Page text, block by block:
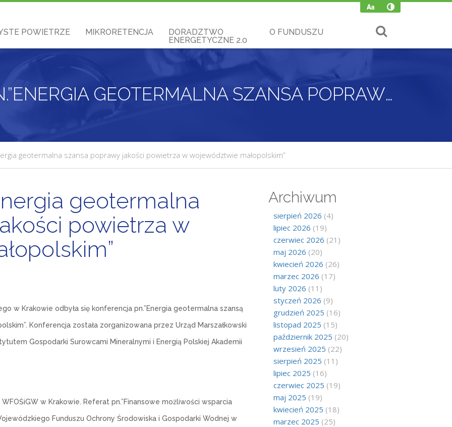
POWIETRZE MIKRORETENCJA
DORADZTWO
ENERGETYCZNE 2.0
O FUNDUSZU
KONFERENCJA PN.”ENERGIA GEOTERMALNA SZANSA POPRAWY JAKOŚCI POWIETRZA W WOJEWÓDZTWIE MAŁOPOLSKIM”
geotermalna szansa poprawy jakości powietrza w województwie małopolskim”
geotermalna
powietrza w
w Krakowie odbyła się konferencja pn.”Energia geotermalna szansą
Konferencja została zorganizowana przez Urząd Marszałkowski
Gospodarki Surowcami Mineralnymi i Energią Polskiej Akademii
w Krakowie. Referat pn.”Finansowe możliwości wsparcia
Funduszu Ochrony Środowiska i Gospodarki Wodnej w
Archiwum
sierpień 2026 (4)
lipiec 2026 (19)
czerwiec 2026 (21)
maj 2026 (20)
kwiecień 2026 (26)
marzec 2026 (17)
luty 2026 (11)
styczeń 2026 (9)
grudzień 2025 (16)
listopad 2025 (15)
październik 2025 (20)
wrzesień 2025 (22)
sierpień 2025 (11)
lipiec 2025 (16)
czerwiec 2025 (19)
maj 2025 (19)
kwiecień 2025 (18)
marzec 2025 (25)